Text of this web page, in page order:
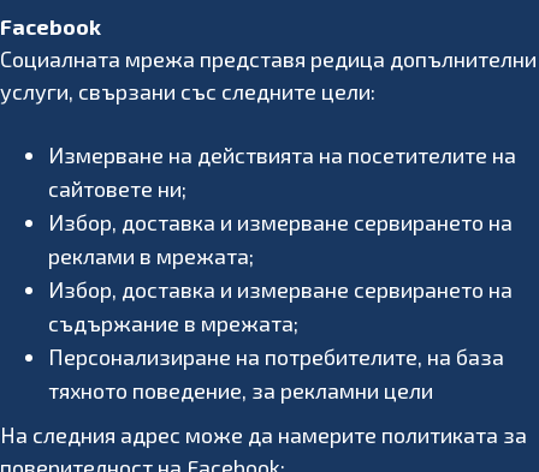
Facebook
Социалната мрежа представя редица допълнителни
услуги, свързани със следните цели:
Измерване на действията на посетителите на
сайтовете ни;
Избор, доставка и измерване сервирането на
реклами в мрежата;
Избор, доставка и измерване сервирането на
съдържание в мрежата;
Персонализиране на потребителите, на база
тяхното поведение, за рекламни цели
На следния адрес може да намерите политиката за